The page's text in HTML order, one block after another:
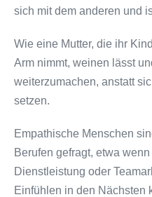
sich mit dem anderen und
Wie eine Mutter, die ihr
Arm nimmt, weinen lässt
weiterzumachen, anstatt
setzen.
Empathische Menschen
Berufen gefragt, etwa
Dienstleistung oder
Einfühlen in den Nächsten